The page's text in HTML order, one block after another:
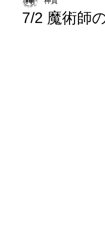
7/2 魔術師